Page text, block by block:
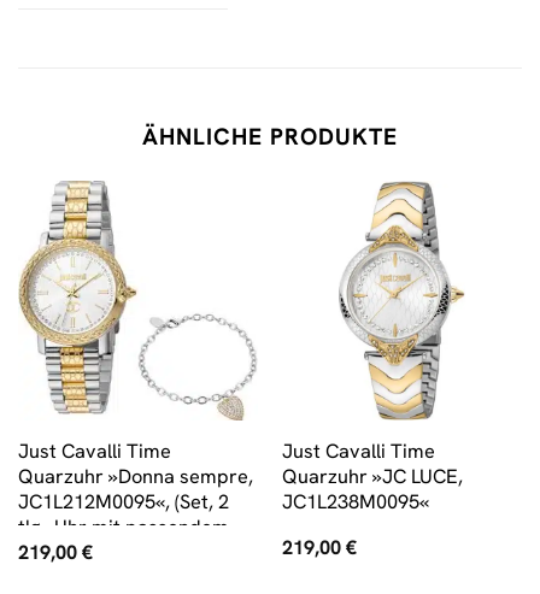
ÄHNLICHE PRODUKTE
Just Cavalli Time
Quarzuhr »Donna sempre,
JC1L212M0095«, (Set, 2
tlg., Uhr mit passendem
Schmuckarmband)
219,00€
Just Cavalli Time
Quarzuhr »JC LUCE,
JC1L238M0095«
219,00€